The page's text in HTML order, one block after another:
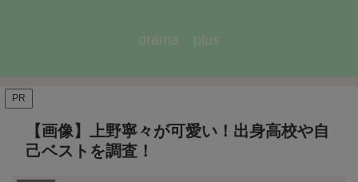
drama plus
PR
【画像】上野寧々が可愛い！出身高校や自
己ベストを調査！